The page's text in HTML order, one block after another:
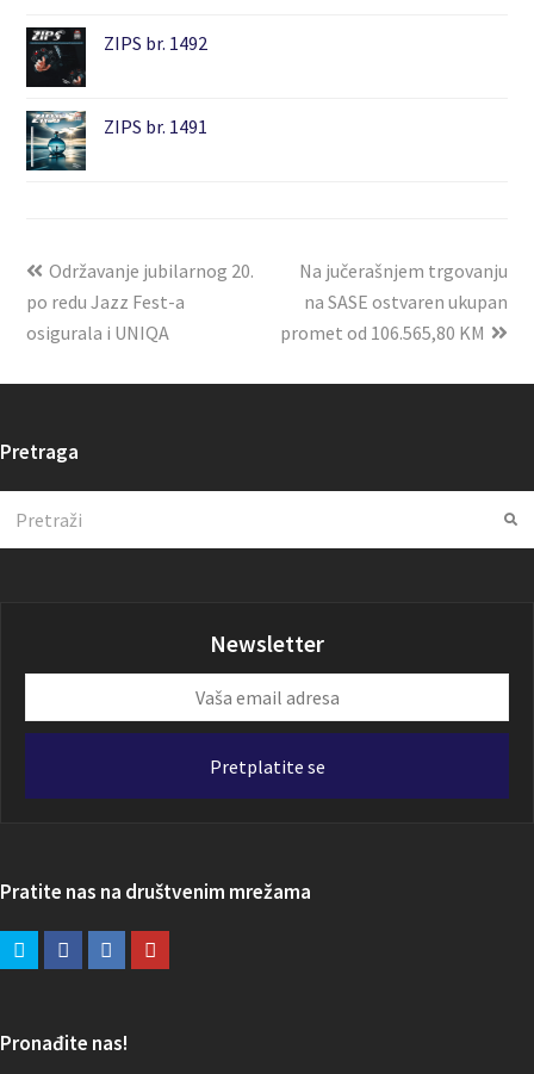
ZIPS br. 1492
ZIPS br. 1491
Održavanje jubilarnog 20.
po redu Jazz Fest-a
osigurala i UNIQA
Na jučerašnjem trgovanju
na SASE ostvaren ukupan
promet od 106.565,80 KM
Pretraga
Newsletter
email
Pretplatite se
Pratite nas na društvenim mrežama
Pronađite nas!